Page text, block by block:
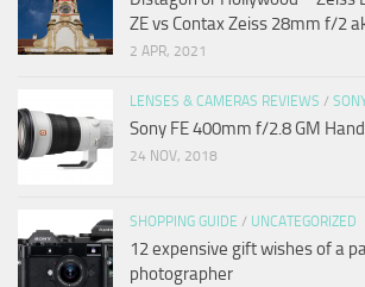
ZE vs Contax Zeiss 28mm f/2
2 APR, 2021
LENSES & CAMERAS REVIEWS /
Sony FE 400mm f/2.8 GM
24 NOV, 2018
SHOPPING GUIDE / UNCATEGORIZED
12 expensive gift wishes of a
photographer